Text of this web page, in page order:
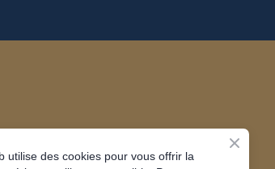
utilise des cookies pour vous offrir la